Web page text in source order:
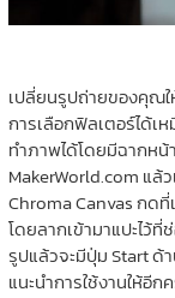
เปลี่ยนรูปถ่ายของคุณ
การเลือกฟิลเตอร์ได้เ
ทำภาพได้โดยมีฉากหน้
MakerWorld.com แล้
Chroma Canvas กดที่
โดยลากเข้ามาแปะไว้
รูปแล้วจะมีปุ่ม Start ด้
แนะนำการใช้งานให้อี